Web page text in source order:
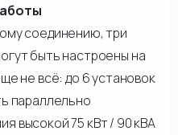
соединению, три
быть настроены на
не всё: до 6 установок
параллельно
высокой 75 кВт / 90 кВА